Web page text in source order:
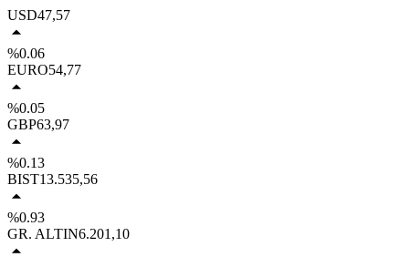
USD47,57
%0.06
EURO54,77
%0.05
GBP63,97
%0.13
BIST13.535,56
%0.93
GR. ALTIN6.201,10